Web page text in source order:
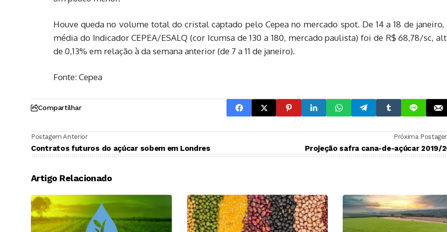
Houve queda no volume total do cristal captado pelo Cepea no mercado spot. De 14 a 18 de janeiro,
média do Indicador CEPEA/ESALQ (cor Icumsa de 130 a 180, mercado paulista) foi de R$ 68,78/sc,
de 0,13% em relação à da semana anterior (de 7 a 11 de janeiro).
Fonte: Cepea
Compartilhar
Postagem Anterior
Contratos futuros do açúcar sobem em Londres
Próxima
Projeção safra cana-de-açúcar 2019/
Artigo Relacionado